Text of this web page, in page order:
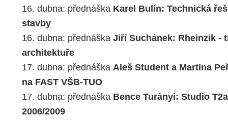
16. dubna: přednáška Karel Bulín: Technická
stavby
16. dubna: přednáška Jiří Suchánek: Rheinzik -
architektuře
17. dubna: přednáška Aleš Student a Martina
na FAST VŠB-TUO
17. dubna: přednáška Bence Turányi: Studio
2006/2009